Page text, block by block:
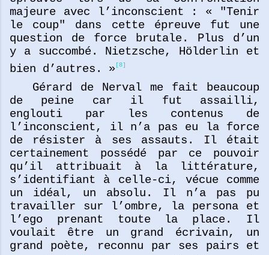
majeure avec l’inconscient : « "Tenir
le coup" dans cette épreuve fut une
question de force brutale. Plus d’un
y a succombé. Nietzsche, Hölderlin et
bien d’autres. » [8]
Gérard de Nerval me fait beaucoup
de peine car il fut assailli,
englouti par les contenus de
l’inconscient, il n’a pas eu la force
de résister à ses assauts. Il était
certainement possédé par ce pouvoir
qu’il attribuait à la littérature,
s’identifiant à celle-ci, vécue comme
un idéal, un absolu. Il n’a pas pu
travailler sur l’ombre, la persona et
l’ego prenant toute la place. Il
voulait être un grand écrivain, un
grand poète, reconnu par ses pairs et